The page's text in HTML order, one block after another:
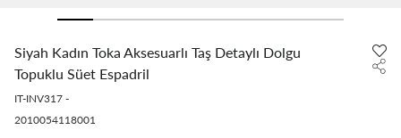
Siyah Kadın Toka Aksesuarlı Taş Detaylı Dolgu
Topuklu Süet Espadril
IT-INV317 -
2010054118001